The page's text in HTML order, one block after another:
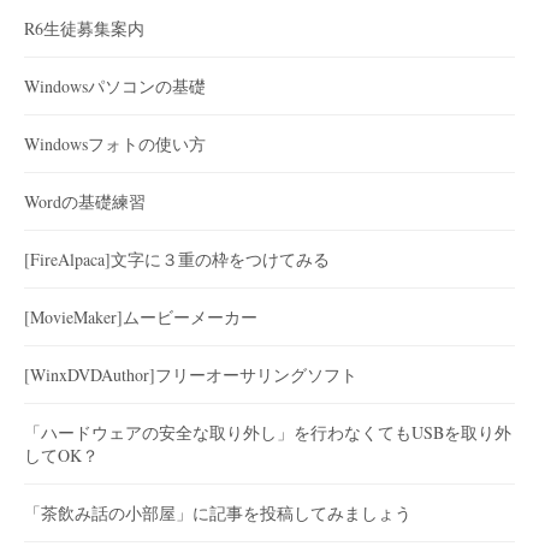
R6生徒募集案内
Windowsパソコンの基礎
Windowsフォトの使い方
Wordの基礎練習
[FireAlpaca]文字に３重の枠をつけてみる
[MovieMaker]ムービーメーカー
[WinxDVDAuthor]フリーオーサリングソフト
「ハードウェアの安全な取り外し」を行わなくてもUSBを取り外
してOK？
「茶飲み話の小部屋」に記事を投稿してみましょう